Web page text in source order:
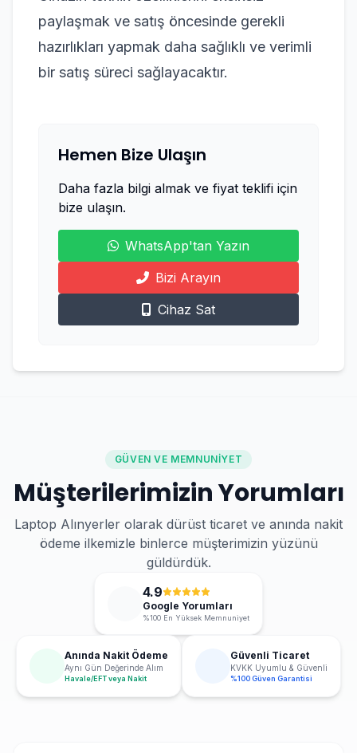
paylaşmak ve satış öncesinde gerekli
hazırlıkları yapmak daha sağlıklı ve verimli
bir satış süreci sağlayacaktır.
Hemen Bize Ulaşın
Daha fazla bilgi almak ve fiyat teklifi için
bize ulaşın.
WhatsApp'tan Yazın
Bizi Arayın
Cihaz Sat
GÜVEN VE MEMNUNIYET
Müşterilerimizin Yorumları
Laptop Alınyerler olarak dürüst ticaret ve anında nakit
ödeme ilkemizle binlerce müşterimizin yüzünü
güldürdük.
4.9
Google Yorumları
%100 En Yüksek Memnuniyet
Anında Nakit Ödeme
Aynı Gün Değerinde Alım
Havale/EFT veya Nakit
Güvenli Ticaret
KVKK Uyumlu & Güvenli
%100 Güven Garantisi